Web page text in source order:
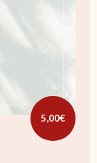
5,00€